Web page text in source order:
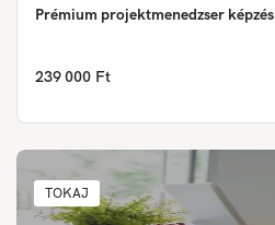
Prémium projektmenedzser képzés
239 000 Ft
TOKAJ